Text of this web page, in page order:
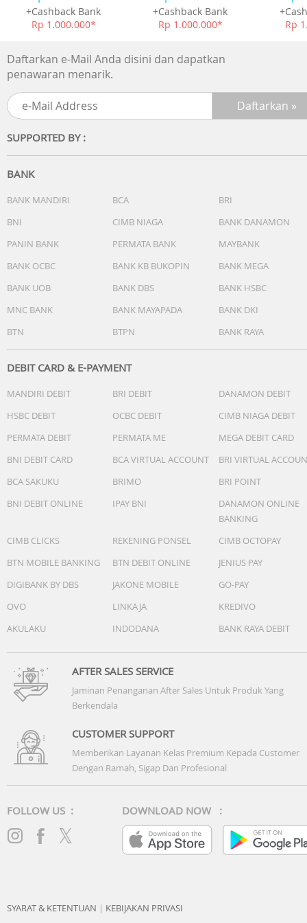
+Cashback Bank
Rp 1.000.000*
+Cashback Bank
Rp 1.000.000*
Rp
Daftarkan e-Mail Anda disini dan dapatkan
penawaran menarik.
SUPPORTED BY :
BANK
BANK MANDIRI BCA
BRI
BNI
CIMB NIAGA
BANK DANAMON
PANIN BANK
PERMATA BANK
MAYBANK
BANK OCBC
BANK KB BUKOPIN
BANK MEGA
BANK UOB
BANK DBS
BANK HSBC
MNC BANK
BANK MAYAPADA
BANK DKI
BTN
BTPN BANK RAYA
DEBIT CARD & E-PAYMENT
MANDIRI DEBIT BRI DEBIT
DANAMON DEBIT
HSBC DEBIT
OCBC DEBIT
CIMB NIAGA DEBIT
PERMATA DEBIT
PERMATA ME
MEGA DEBIT CARD
BNI DEBIT CARD
BCA VIRTUAL ACCOUNT
BRI VIRTUAL
BCA SAKUKU
BRIMO
BRI POINT
BNI DEBIT ONLINE
IPAY BNI
DANAMON ONLINE
BANKING
CIMB CLICKS
REKENING PONSEL
CIMB OCTOPAY
BTN MOBILE BANKING
BTN DEBIT ONLINE
JENIUS PAY
DIGIBANK BY DBS
JAKONE MOBILE
GO-PAY
OVO
LINKAJA
KREDIVO
AKULAKU
INDODANA BANK RAYA DEBIT
AFTER SALES SERVICE
Jaminan Penanganan After Sales Untuk Produk Yang
Berkendala
CUSTOMER SUPPORT
Memberikan Layanan Kelas Premium Kepada Customer
Dengan Ramah, Sigap Dan Profesional
FOLLOW US : DOWNLOAD NOW :
SYARAT & KETENTUAN | KEBIJAKAN PRIVASI